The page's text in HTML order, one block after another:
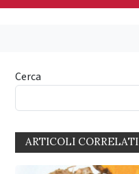
Cerca
ARTICOLI CORRELATI